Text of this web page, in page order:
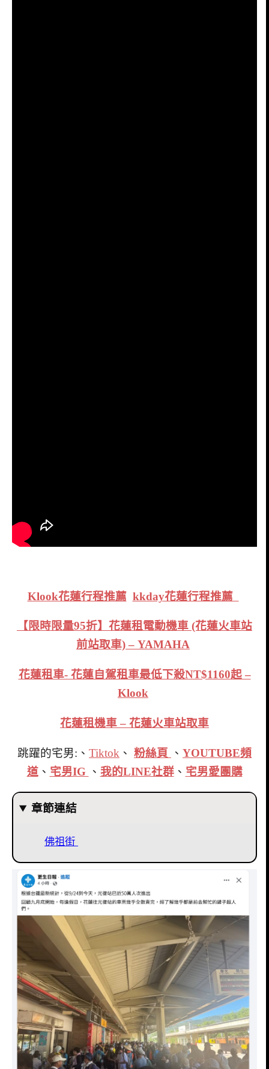
Klook花蓮行程推薦 kkday花蓮行程推薦
【限時限量95折】花蓮租電動機車 (花蓮火車站
前站取車) – YAMAHA
花蓮租車- 花蓮自駕租車最低下殺NT$1160起 –
Klook
花蓮租機車 – 花蓮火車站取車
跳躍的宅男:、 Tiktok 、 粉絲頁 、 YOUTUBE頻
道、 宅男IG 、 我的LINE社群、 宅男愛團購
章節連結
佛祖街